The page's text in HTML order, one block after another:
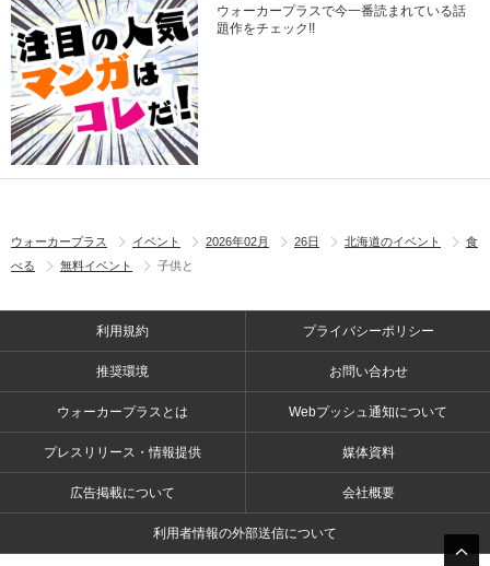
ウォーカープラスで今一番読まれている話
題作をチェック!!
ウォーカープラス イベント 2026年02月 26日 北海道のイベント
食
べる
無料イベント 子供と
利用規約 プライバシーポリシー
推奨環境 お問い合わせ
ウォーカープラスとは Webプッシュ通知について
プレスリリース・情報提供 媒体資料
広告掲載について 会社概要
利用者情報の外部送信について